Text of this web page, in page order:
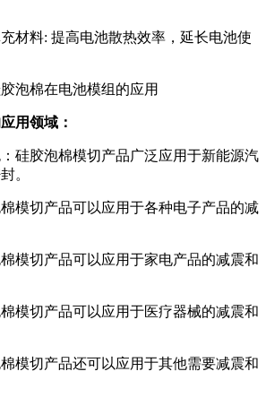
材料: 提高电池散热效率，延长电池使
用领域：
硅胶泡棉模切产品广泛应用于新能源汽
。
模切产品可以应用于各种电子产品的减
模切产品可以应用于家电产品的减震和
模切产品可以应用于医疗器械的减震和
模切产品还可以应用于其他需要减震和